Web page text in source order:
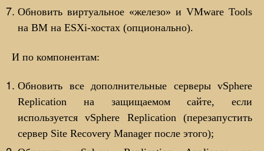
Обновить виртуальное «железо» и VMware Tools
на ВМ на ESXi-хостах (опционально).
И по компонентам:
Обновить все дополнительные серверы vSphere
Replication на защищаемом сайте, если
используется vSphere Replication (перезапустить
сервер Site Recovery Manager после этого);